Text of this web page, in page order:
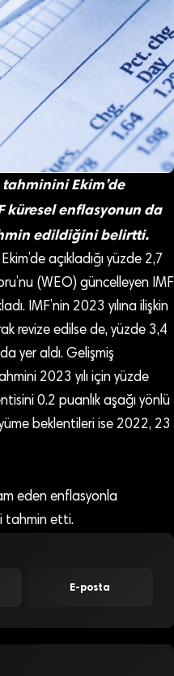
tahminini Ekim’de
küresel enflasyonun da
edildiğini belirtti.
açıkladığı yüzde 2,7
(WEO) güncelleyen IMF
IMF’nin 2023 yılına ilişkin
revize edilse de, yüzde 3,4
yer aldı. Gelişmiş
2023 yılı için yüzde
0.2 puanlık aşağı yönlü
beklentileri ise 2022, 23
eden enflasyonla
tahmin etti.
E-posta